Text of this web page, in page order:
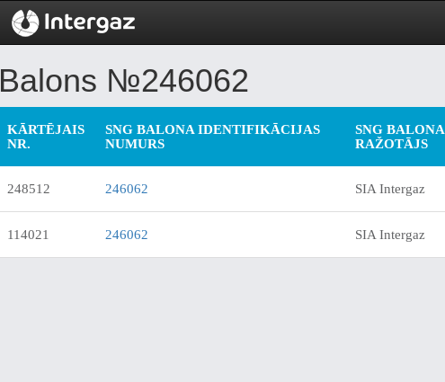
Balons №246062
KĀRTĒJAIS
NR.
SNG BALONA IDENTIFIKĀCIJAS
NUMURS
SNG BALONA
RAŽOTĀJS
248512 246062 SIA Intergaz
114021 246062 SIA Intergaz